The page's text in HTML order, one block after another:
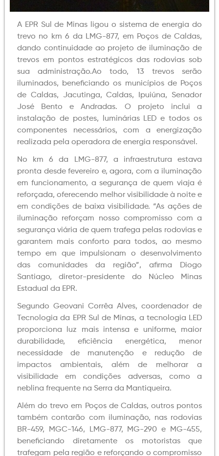
A EPR Sul de Minas ligou o sistema de energia do
trevo no km 6 da LMG-877, em Poços de Caldas,
dando continuidade ao projeto de iluminação de
trevos em pontos estratégicos das rodovias sob
sua administração.Ao todo, 13 trevos serão
iluminados, beneficiando os municípios de Poços
de Caldas, Jacutinga, Caldas, Ipuiúna, Senador
José Bento e Andradas. O projeto inclui a
instalação de postes, luminárias LED e todos os
componentes necessários, com a energização
realizada pela operadora de energia responsável.
No km 6 da LMG-877, a infraestrutura estava
pronta desde fevereiro e, agora, com a iluminação
em funcionamento, a segurança de quem viaja é
reforçada, oferecendo melhor visibilidade à noite e
em condições de baixa visibilidade. “As ações de
iluminação reforçam nosso compromisso com a
segurança viária de quem trafega pelas rodovias e
garantem mais conforto para todos, ao mesmo
tempo em que impulsionam o desenvolvimento
das comunidades da região”, afirma Diogo
Santiago, diretor-presidente do Núcleo Minas
Estadual da EPR.
Segundo Geovani Corrêa Alves, coordenador de
Tecnologia da EPR Sul de Minas, a tecnologia LED
proporciona luz mais intensa e uniforme, maior
durabilidade, eficiência energética, menor
necessidade de manutenção e redução de
impactos ambientais, além de melhorar a
visibilidade em condições adversas, como a
neblina frequente na Serra da Mantiqueira.
Além do trevo em Poços de Caldas, outros pontos
também contarão com iluminação, nas rodovias
BR-459, MGC-146, LMG-877, MG-290 e MG-455,
beneficiando diretamente os motoristas que
trafegam pela região e reforçando o compromisso